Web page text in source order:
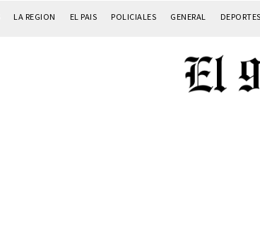
LA REGION EL PAIS POLICIALES GENERAL DEPORTES